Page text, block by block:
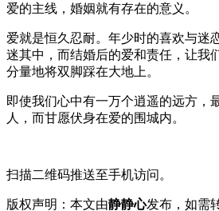
爱的主线，婚姻就有存在的意义。
爱就是恒久忍耐。年少时的喜欢与迷
迷其中，而结婚后的爱和责任，让我
分量地将双脚踩在大地上。
即使我们心中有一万个逍遥的远方，
人，而甘愿伏身在爱的围城内。
扫描二维码推送至手机访问。
版权声明：本文由静静心发布，如需